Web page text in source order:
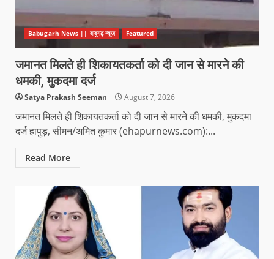
Babugarh News || बाबूगढ़ न्यूज़ Featured
जमानत मिलते ही शिकायतकर्ता को दी जान से मारने की
धमकी, मुकदमा दर्ज
Satya Prakash Seeman August 7, 2026
जमानत मिलते ही शिकायतकर्ता को दी जान से मारने की धमकी, मुकदमा
दर्ज हापुड़, सीमन/अमित कुमार (ehapurnews.com):...
Read More